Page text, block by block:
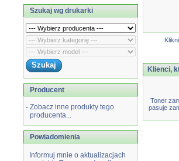
Szukaj wg drukarki
Producent
- Zobacz inne produkty tego
producenta...
Powiadomienia
Informuj mnie o aktualizacjach
Klienci,
Toner
pasuje